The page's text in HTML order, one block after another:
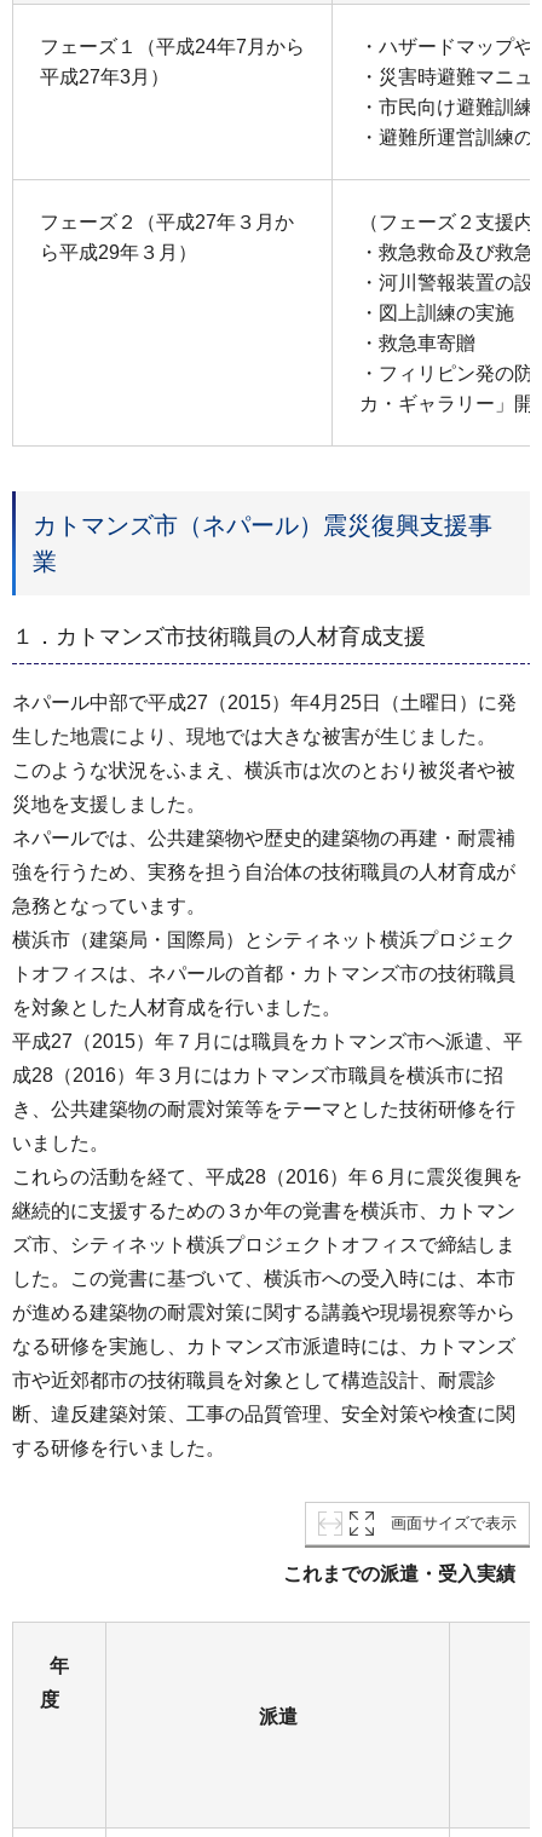
フェーズ１（平成24年7月から
平成27年3月）
・ハザードマップ
・災害時避難マニュ
・市民向け避難訓練
・避難所運営訓練の
フェーズ２（平成27年３月か
ら平成29年３月）
（フェーズ２支援内
・救急救命及び救
・河川警報装置の設
・図上訓練の実施
・救急車寄贈
・フィリピン発の
カ・ギャラリー」開
カトマンズ市（ネパール）震災復興支援事
業
１．カトマンズ市技術職員の人材育成支援
ネパール中部で平成27（2015）年4月25日（土曜日）に発
生した地震により、現地では大きな被害が生じました。
このような状況をふまえ、横浜市は次のとおり被災者や被
災地を支援しました。
ネパールでは、公共建築物や歴史的建築物の再建・耐震補
強を行うため、実務を担う自治体の技術職員の人材育成が
急務となっています。
横浜市（建築局・国際局）とシティネット横浜プロジェク
トオフィスは、ネパールの首都・カトマンズ市の技術職員
を対象とした人材育成を行いました。
平成27（2015）年７月には職員をカトマンズ市へ派遣、平
成28（2016）年３月にはカトマンズ市職員を横浜市に招
き、公共建築物の耐震対策等をテーマとした技術研修を行
いました。
これらの活動を経て、平成28（2016）年６月に震災復興を
継続的に支援するための３か年の覚書を横浜市、カトマン
ズ市、シティネット横浜プロジェクトオフィスで締結しま
した。この覚書に基づいて、横浜市への受入時には、本市
が進める建築物の耐震対策に関する講義や現場視察等から
なる研修を実施し、カトマンズ市派遣時には、カトマンズ
市や近郊都市の技術職員を対象として構造設計、耐震診
断、違反建築対策、工事の品質管理、安全対策や検査に関
する研修を行いました。
画面サイズで表示
これまでの派遣・受入実績
年
度
派遣